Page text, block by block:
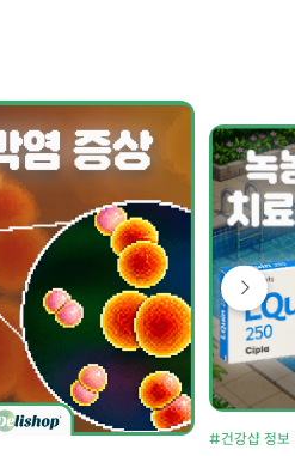
#건강샵 정보